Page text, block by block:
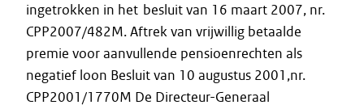
ingetrokken in het besluit van 16 maart 2007, nr.
CPP2007/482M. Aftrek van vrijwillig betaalde
premie voor aanvullende pensioenrechten als
negatief loon Besluit van 10 augustus 2001,nr.
CPP2001/1770M De Directeur-Generaal